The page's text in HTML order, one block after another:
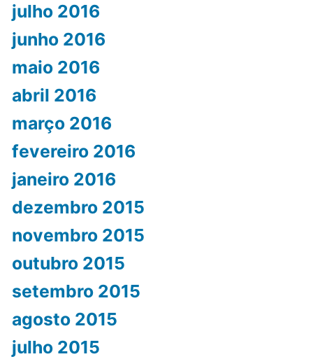
julho 2016
junho 2016
maio 2016
abril 2016
março 2016
fevereiro 2016
janeiro 2016
dezembro 2015
novembro 2015
outubro 2015
setembro 2015
agosto 2015
julho 2015